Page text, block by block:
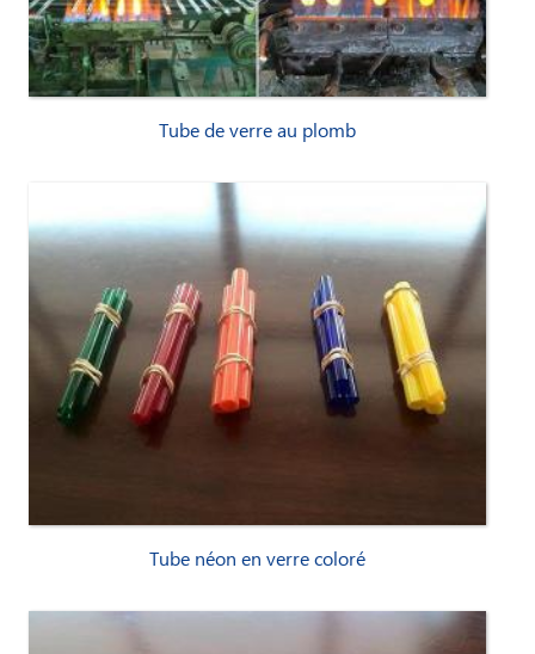
Tube de verre au plomb
Tube néon en verre coloré